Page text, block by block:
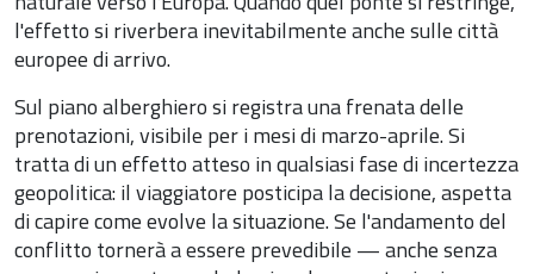
l'effetto si riverbera inevitabilmente anche sulle città
europee di arrivo.
Sul piano alberghiero si registra una frenata delle
prenotazioni, visibile per i mesi di marzo-aprile. Si
tratta di un effetto atteso in qualsiasi fase di incertezza
geopolitica: il viaggiatore posticipa la decisione, aspetta
di capire come evolve la situazione. Se l'andamento del
conflitto tornerà a essere prevedibile — anche senza